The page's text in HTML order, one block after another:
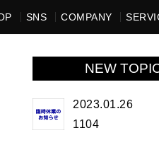
SNS COMPANY
NEW
2023.01.26
1104